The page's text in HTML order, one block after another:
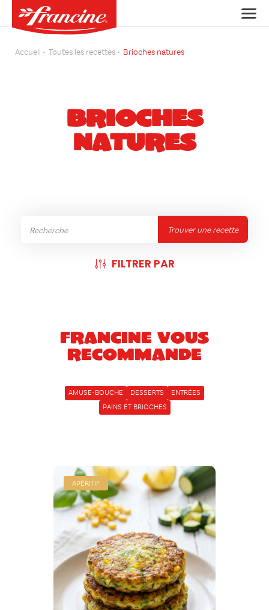
Accueil Toutes les recettes Brioches natures
BRIOCHES
NATURES
Trouver une recette
FILTRER PAR
Francine vous
recommande
AMUSE-BOUCHE DESSERTS
ENTRÉES
PAINS ET BRIOCHES
APÉRITIF